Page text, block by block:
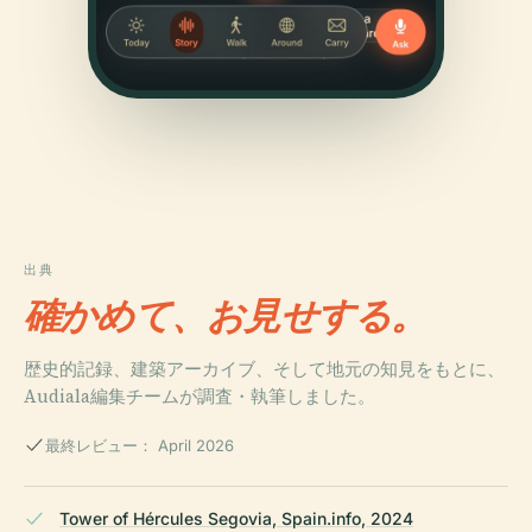
出典
確かめて、お見せする。
歴史的記録、建築アーカイブ、そして地元の知見をもとに、
Audiala編集チームが調査・執筆しました。
最終レビュー： April 2026
Tower of Hércules Segovia, Spain.info, 2024